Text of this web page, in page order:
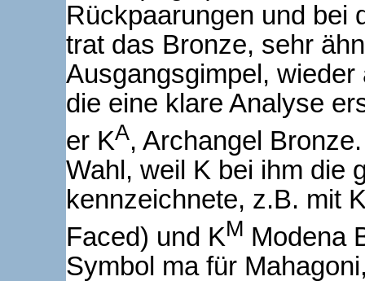
Rückpaarungen und bei
trat das Bronze, sehr
Ausgangsgimpel,
die eine klare Analyse
er KA, Archangel
Wahl, weil K bei ihm die
kennzeichnete, z.B. mit
Fa­ced) und KM Modena
Symbol ma für